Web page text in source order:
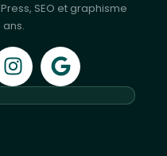
SEO et graphisme
ans.